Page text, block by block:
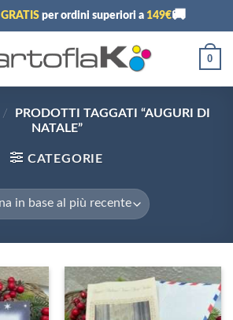
GRATISper ordini superiori a 149€🚚
0
/
PRODOTTI TAGGATI “AUGURI DI
NATALE”
CATEGORIE